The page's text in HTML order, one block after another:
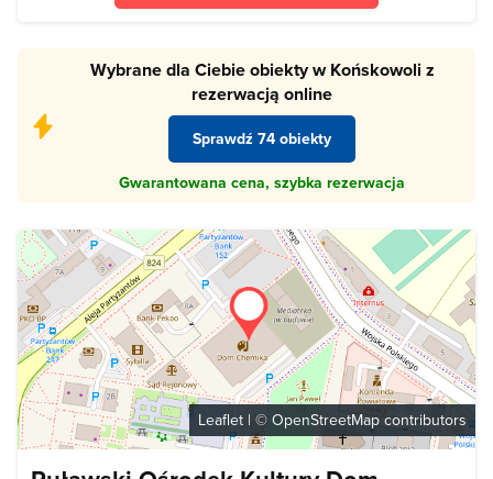
Wybrane dla Ciebie obiekty w Końskowoli z
rezerwacją online
Sprawdź 74 obiekty
Gwarantowana cena, szybka rezerwacja
Leaflet | © OpenStreetMap contributors